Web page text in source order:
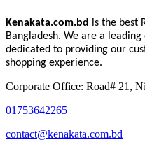
Kenakata.com.bd is the best
Bangladesh. We are a
dedicated to providing our
shopping experience.
Corporate Office: Road# 21,
01753642265
contact@kenakata.com.bd